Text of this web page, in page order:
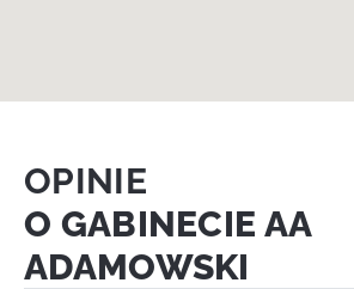
OPINIE
O GABINECIE AA
ADAMOWSKI